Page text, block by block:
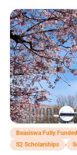
Beasiswa Fully Funded
S2 Scholarships
,